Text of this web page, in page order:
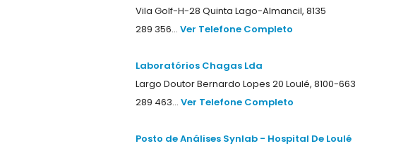
Vila Golf-H-28 Quinta Lago-Almancil, 8135
289 356... Ver Telefone Completo
Laboratórios Chagas Lda
Largo Doutor Bernardo Lopes 20 Loulé, 8100-663
289 463... Ver Telefone Completo
Posto de Análises Synlab - Hospital De Loulé